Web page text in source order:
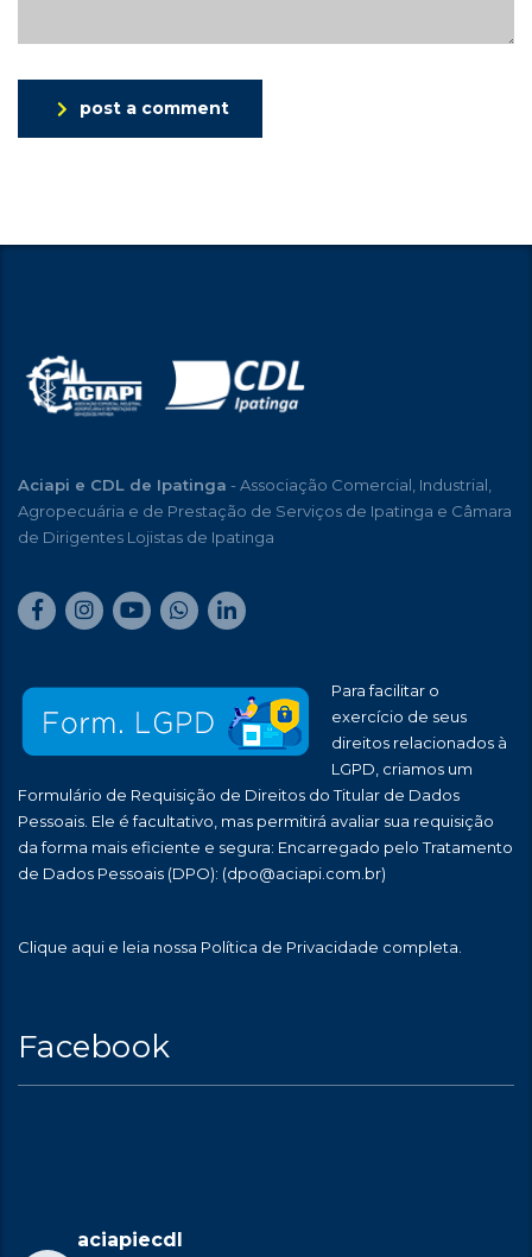
post a comment
Aciapi e CDL de Ipatinga - Associação Comercial, Industrial,
Agropecuária e de Prestação de Serviços de Ipatinga e Câmara
de Dirigentes Lojistas de Ipatinga
Para facilitar o
exercício de seus
direitos relacionados à
LGPD, criamos um
Formulário de Requisição de Direitos do Titular de Dados
Pessoais. Ele é facultativo, mas permitirá avaliar sua requisição
da forma mais eficiente e segura: Encarregado pelo Tratamento
de Dados Pessoais (DPO): (dpo@aciapi.com.br)
Clique aqui e leia nossa Política de Privacidade completa.
Facebook
aciapiecdl